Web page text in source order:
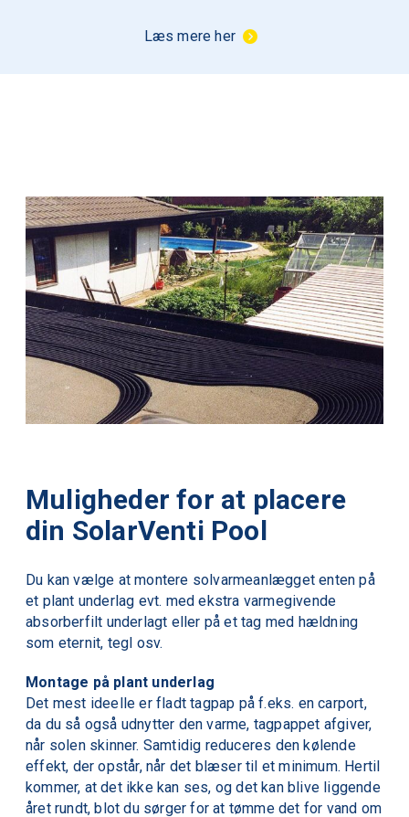
Læs mere her
Muligheder for at placere
din SolarVenti Pool
Du kan vælge at montere solvarmeanlægget enten på
et plant underlag evt. med ekstra varmegivende
absorberfilt underlagt eller på et tag med hældning
som eternit, tegl osv.
Montage på plant underlag
Det mest ideelle er fladt tagpap på f.eks. en carport,
da du så også udnytter den varme, tagpappet afgiver,
når solen skinner. Samtidig reduceres den kølende
effekt, der opstår, når det blæser til et minimum. Hertil
kommer, at det ikke kan ses, og det kan blive liggende
året rundt, blot du sørger for at tømme det for vand om